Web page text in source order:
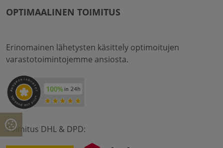
OPTIMAALINEN TOIMITUS
Erinomainen lähetysten käsittely optimoitujen
varastotoimintojemme ansiosta.
Toimitus DHL & DPD: